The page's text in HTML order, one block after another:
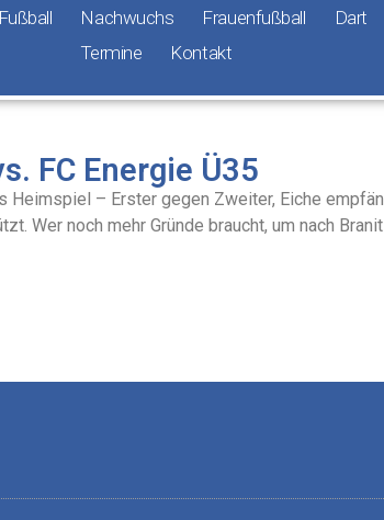
Fußball Nachwuchs Frauenfußball Dart
Termine
Kontakt
FC Energie Ü35
– Erster gegen Zweiter, Eiche
Wer noch mehr Gründe braucht, um nach